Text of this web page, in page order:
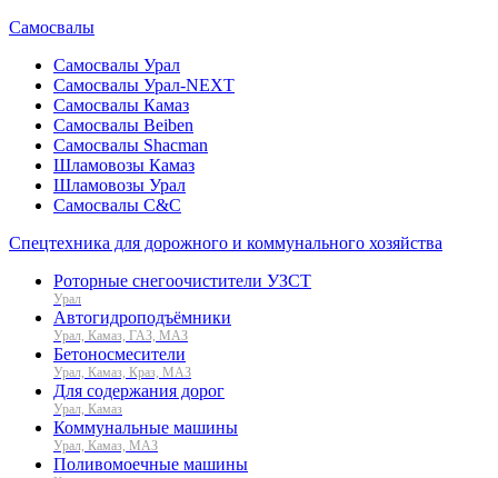
Самосвалы
Самосвалы Урал
Самосвалы Урал-NEXT
Самосвалы Камаз
Самосвалы Beiben
Самосвалы Shacman
Шламовозы Камаз
Шламовозы Урал
Самосвалы C&C
Спецтехника для дорожного и коммунального хозяйства
Роторные снегоочистители УЗСТ
Урал
Автогидроподъёмники
Урал, Камаз, ГАЗ, МАЗ
Бетоносмесители
Урал, Камаз, Краз, МАЗ
Для содержания дорог
Урал, Камаз
Коммунальные машины
Урал, Камаз, МАЗ
Поливомоечные машины